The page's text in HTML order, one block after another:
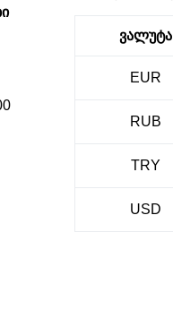
ვალუტა
EUR
RUB
TRY
USD